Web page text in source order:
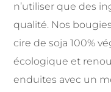
n’utiliser que des
qualité. Nos
cire de soja 100%
écologique et
enduites avec un